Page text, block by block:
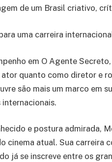
de um Brasil criativo,
uma carreira
em O Agente
quanto como diretor e
são mais um marco em
e postura admirada,
cinema atual. Sua carreira
já se inscreve entre os